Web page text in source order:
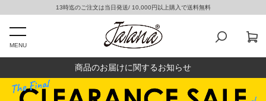
13時迄のご注文は当日発送/ 10,000円以上購入で送料無料
MENU
商品のお届けに関するお知らせ